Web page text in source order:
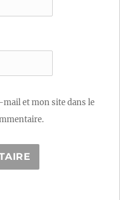
et mon site dans le